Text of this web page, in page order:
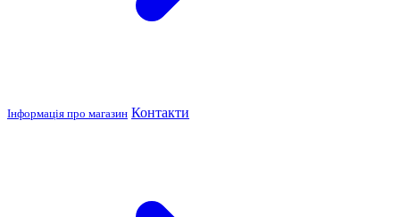
Інформація про магазин Контакти